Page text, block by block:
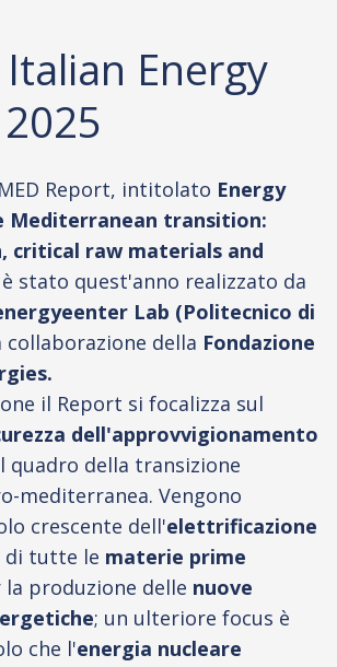
Energy
Report, intitolato Energy
Mediterranean transition:
critical raw materials and
stato quest'anno realizzato da
Lab (Politecnico di
collaborazione della Fondazione
il Report si focalizza sul
dell'approvvigionamento
quadro della transizione
mediterranea. Vengono
crescente dell'elettrificazione
di tutte le materie prime
la produzione delle nuove
; un ulteriore focus è
che l'energia nucleare